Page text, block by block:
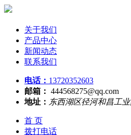
关于我们
产品中心
新闻动态
联系我们
电话： 13720352603
邮箱： 444568275@qq.com
地址： 东西湖区径河和昌工
首 页
拨打电话